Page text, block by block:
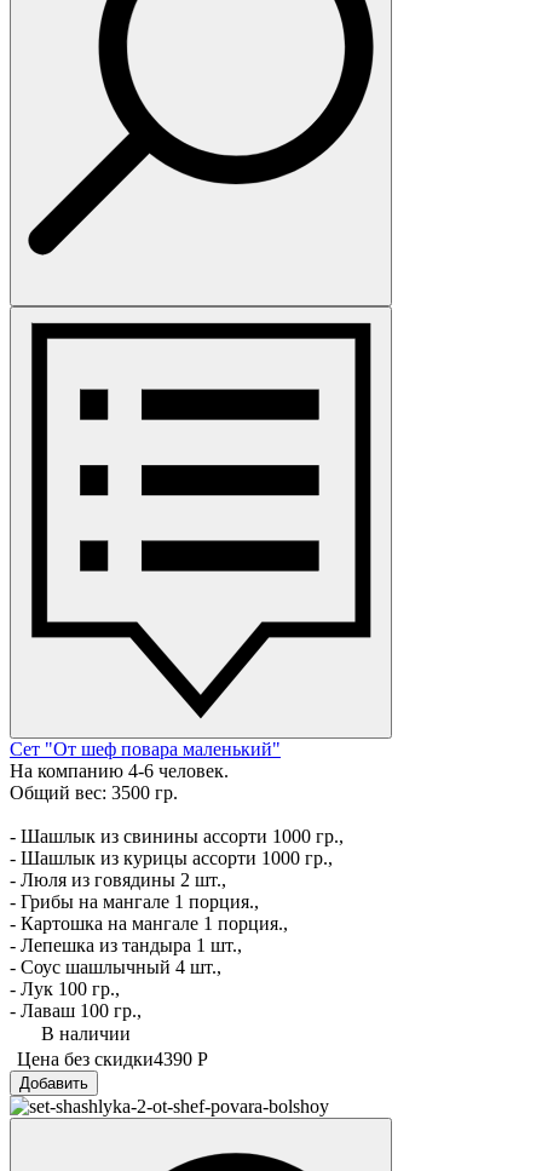
Сет "От шеф повара маленький"
На компанию 4-6 человек.
Общий вес: 3500 гр.
- Шашлык из свинины ассорти 1000 гр.,
- Шашлык из курицы ассорти 1000 гр.,
- Люля из говядины 2 шт.,
- Грибы на мангале 1 порция.,
- Картошка на мангале 1 порция.,
- Лепешка из тандыра 1 шт.,
- Соус шашлычный 4 шт.,
- Лук 100 гр.,
- Лаваш 100 гр.,
В наличии
Цена без скидки4390 Р
Добавить